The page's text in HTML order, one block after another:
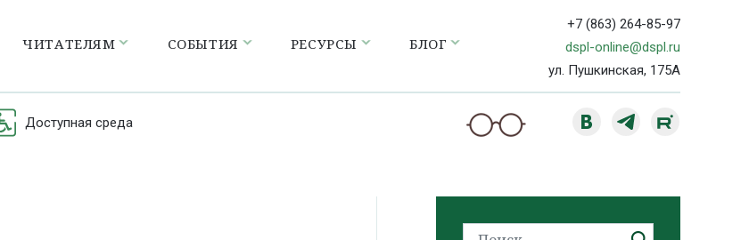
ЧИТАТЕЛЯМ СОБЫТИЯ РЕСУРСЫ БЛОГ
+7 (863) 264-85-97
dspl-online@dspl.ru
ул. Пушкинская, 175А
Доступная среда